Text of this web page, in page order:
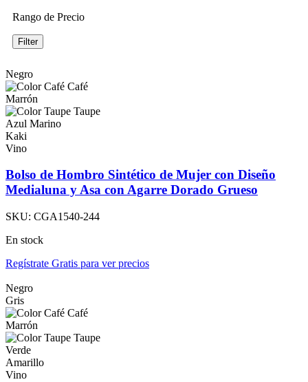
Rango de Precio
Filter
Negro
Café
Marrón
Taupe
Azul Marino
Kaki
Vino
Bolso de Hombro Sintético de Mujer con Diseño
Medialuna y Asa con Agarre Dorado Grueso
SKU: CGA1540-244
En stock
Regístrate Gratis para ver precios
Negro
Gris
Café
Marrón
Taupe
Verde
Amarillo
Vino